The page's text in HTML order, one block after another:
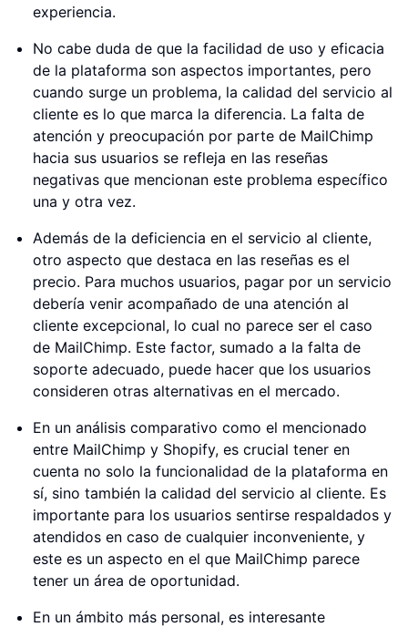
experiencia.
No cabe duda de que la facilidad de uso y eficacia
de la plataforma son aspectos importantes, pero
cuando surge un problema, la calidad del servicio al
cliente es lo que marca la diferencia. La falta de
atención y preocupación por parte de MailChimp
hacia sus usuarios se refleja en las reseñas
negativas que mencionan este problema específico
una y otra vez.
Además de la deficiencia en el servicio al cliente,
otro aspecto que destaca en las reseñas es el
precio. Para muchos usuarios, pagar por un servicio
debería venir acompañado de una atención al
cliente excepcional, lo cual no parece ser el caso
de MailChimp. Este factor, sumado a la falta de
soporte adecuado, puede hacer que los usuarios
consideren otras alternativas en el mercado.
En un análisis comparativo como el mencionado
entre MailChimp y Shopify, es crucial tener en
cuenta no solo la funcionalidad de la plataforma en
sí, sino también la calidad del servicio al cliente. Es
importante para los usuarios sentirse respaldados y
atendidos en caso de cualquier inconveniente, y
este es un aspecto en el que MailChimp parece
tener un área de oportunidad.
En un ámbito más personal, es interesante